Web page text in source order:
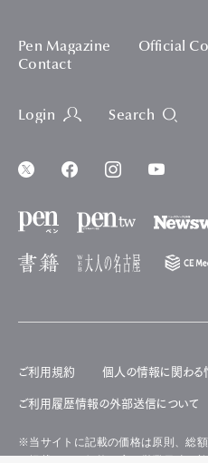
Pen Magazine Official
Contact
Login Search
ご利用規約 個人の情報に関わる
ご利用履歴情報の外部送信について
※当サイトに記載の価格は原則、総額